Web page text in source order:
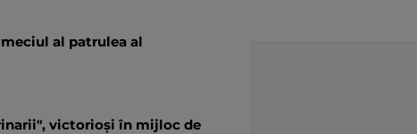
al patrulea al
victorioși în mijloc de